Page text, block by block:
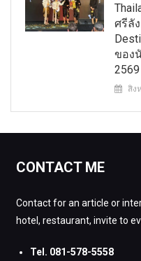
ศรีลั
ของ
2569
สิง
CONTACT ME
Contact for an article or
hotel, restaurant, invite to
Tel. 081-578-5558